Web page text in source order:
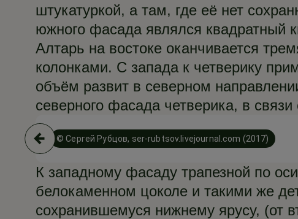
штукатуркой, а там, где её нет
южного фасада являлся квадратный
Алтарь на востоке оканчивается
колонками. С запада к четверику
объём развит в северном
северного фасада четверика, в
© Сергей Рубцов, ser-rubtsov.livejournal.com (2017)
К западному фасаду трапезной по
белокаменном цоколе и такими же
сохранившемуся нижнему ярусу, (от